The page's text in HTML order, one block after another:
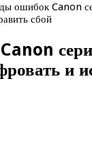
ошибок Canon
сбой
и